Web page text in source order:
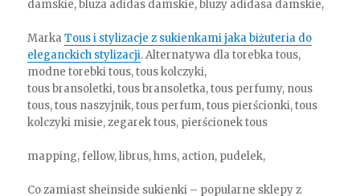
damskie, bluza adidas damskie, bluzy adidasa damskie,
MarkaTous i stylizacje z sukienkami jaka biżuteria do
eleganckich stylizacji. Alternatywa dla torebka tous,
modne torebki tous, tous kolczyki,
tous bransoletki, tous bransoletka, tous perfumy, nous
tous, tous naszyjnik, tous perfum, tous pierścionki, tous
kolczyki misie, zegarek tous, pierścionek tous
mapping, fellow, librus, hms, action, pudelek,
Co zamiast sheinside sukienki – popularne sklepy z